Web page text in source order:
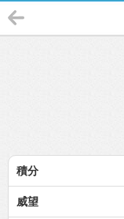
積分
威望